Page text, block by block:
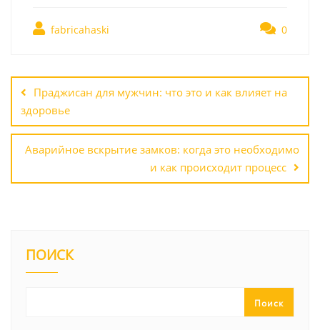
fabricahaski 0
по
записям
Праджисан для мужчин: что это и как влияет на
здоровье
Аварийное вскрытие замков: когда это необходимо
и как происходит процесс
ПОИСК
Поиск